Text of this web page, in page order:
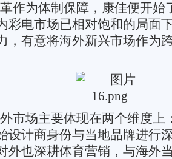
作为体制保障，康佳便开始
彩电市场已相对饱和的局面
，有意将海外新兴市场作为
市场主要体现在两个维度上
设计商身份与当地品牌进行
外也深耕体育营销，与海外